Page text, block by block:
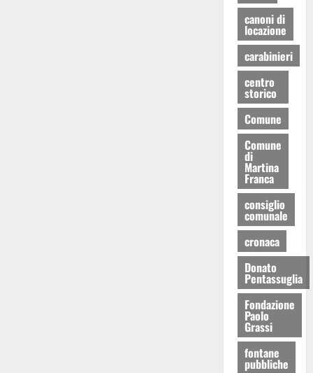
canoni di
locazione
carabinieri
centro
storico
Comune
Comune
di
Martina
Franca
consiglio
comunale
cronaca
Donato
Pentassuglia
Fondazione
Paolo
Grassi
fontane
pubbliche